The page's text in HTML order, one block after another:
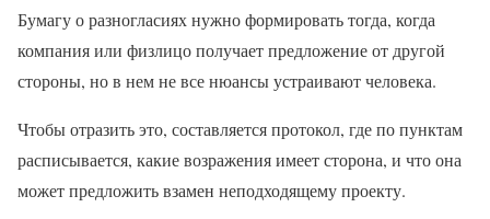
Бумагу о разногласиях нужно формировать тогда, когда
компания или физлицо получает предложение от другой
стороны, но в нем не все нюансы устраивают человека.
Чтобы отразить это, составляется протокол, где по пунктам
расписывается, какие возражения имеет сторона, и что она
может предложить взамен неподходящему проекту.